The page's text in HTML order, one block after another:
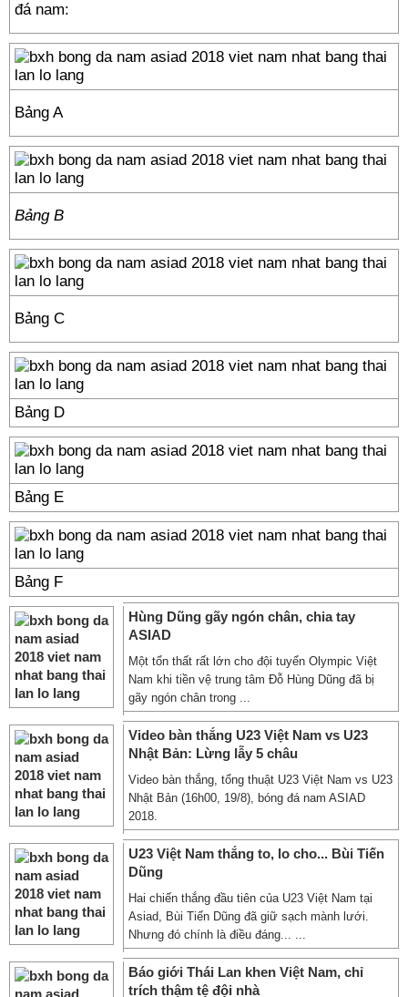
đá nam:
Bảng A
Bảng B
Bảng C
Bảng D
Bảng E
Bảng F
Hùng Dũng gãy ngón chân, chia tay
ASIAD
Một tổn thất rất lớn cho đội tuyển Olympic Việt
Nam khi tiền vệ trung tâm Đỗ Hùng Dũng đã bị
gãy ngón chân trong ...
Video bàn thắng U23 Việt Nam vs U23
Nhật Bản: Lừng lẫy 5 châu
Video bàn thắng, tổng thuật U23 Việt Nam vs U23
Nhật Bản (16h00, 19/8), bóng đá nam ASIAD
2018.
U23 Việt Nam thắng to, lo cho... Bùi Tiến
Dũng
Hai chiến thắng đầu tiên của U23 Việt Nam tại
Asiad, Bùi Tiến Dũng đã giữ sạch mành lưới.
Nhưng đó chính là điều đáng... ...
Báo giới Thái Lan khen Việt Nam, chỉ
trích thậm tệ đội nhà